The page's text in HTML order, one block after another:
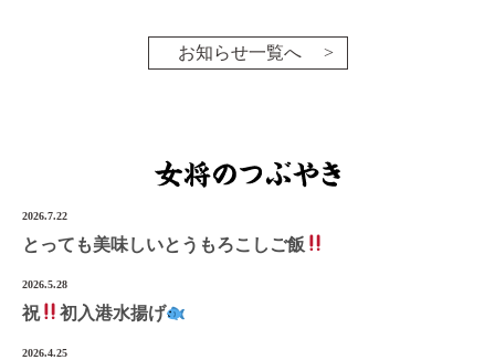
お知らせ一覧へ
2026.7.22
とっても美味しいとうもろこしご飯
2026.5.28
祝 初入港水揚げ
2026.4.25